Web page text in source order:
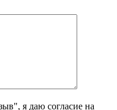
я даю согласие на